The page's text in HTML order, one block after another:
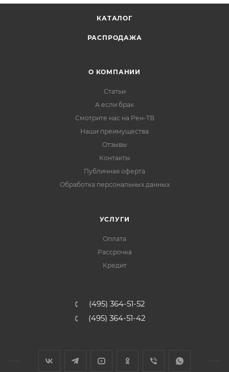
КАТАЛОГ
РАСПРОДАЖА
О КОМПАНИИ
Статьи
А если брак
Смотрите нас на Рен-ТВ
Наши преимущества
Отзывы
Контакты
Публичная оферта
Обработка персональных данных
УСЛУГИ
Оплата
Рассрочка
Кредит
(495) 364-51-52
(495) 364-51-42